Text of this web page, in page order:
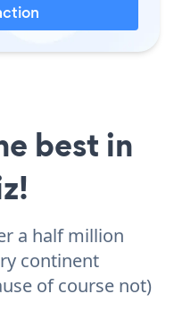
best in
a half million
continent
of course not)